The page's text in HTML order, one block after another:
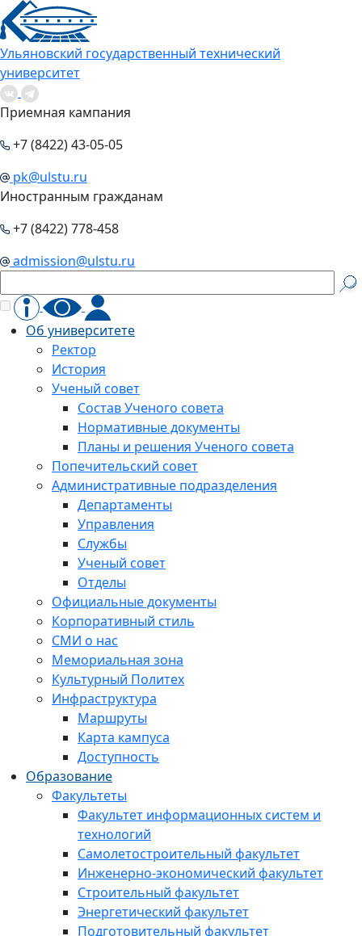
Ульяновский государственный технический
университет
Приемная кампания
+7 (8422) 43-05-05
pk@ulstu.ru
Иностранным гражданам
+7 (8422) 778-458
admission@ulstu.ru
Об университете
Ректор
История
Ученый совет
Состав Ученого совета
Нормативные документы
Планы и решения Ученого совета
Попечительский совет
Административные подразделения
Департаменты
Управления
Службы
Ученый совет
Отделы
Официальные документы
Корпоративный стиль
СМИ о нас
Мемориальная зона
Культурный Политех
Инфраструктура
Маршруты
Карта кампуса
Доступность
Образование
Факультеты
Факультет информационных систем и
технологий
Самолетостроительный факультет
Инженерно-экономический факультет
Строительный факультет
Энергетический факультет
Подготовительный факультет